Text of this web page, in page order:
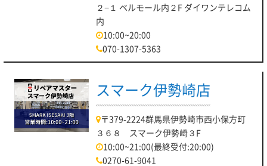
２−１ ベルモール内２F ダイワンテレコム
内
10:00~20:00
070-1307-5363
スマーク伊勢崎店
〒379-2224群馬県伊勢崎市西小保方町
３６８ スマーク伊勢崎３F
10:00~21:00(最終受付:20:00)
0270-61-9041